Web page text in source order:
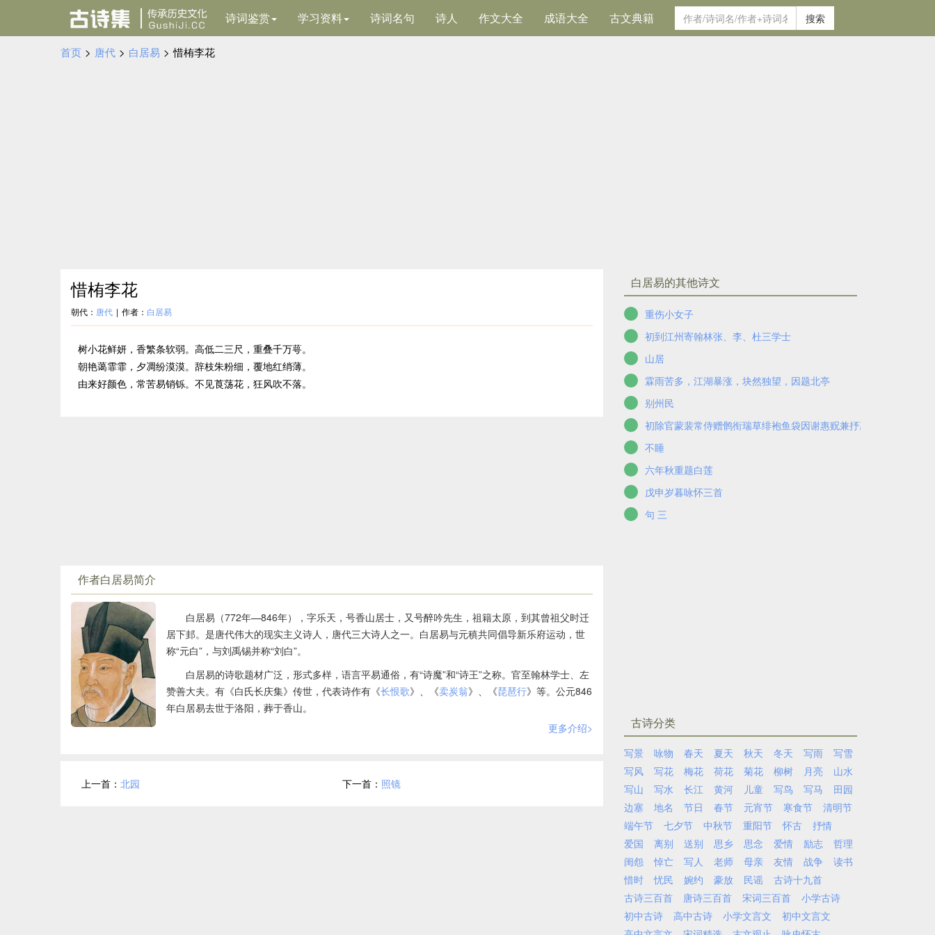
诗词鉴赏 学习资料 诗词名句 诗人 作文大全 成语大全 古文典籍 搜索
首页 > 唐代 > 白居易 > 惜栯李花
惜栯李花
朝代： 唐代 | 作者： 白居易
树小花鲜妍，香繁条软弱。高低二三尺，重叠千万萼。
朝艳蔼霏霏，夕凋纷漠漠。辞枝朱粉细，覆地红绡薄。
由来好颜色，常苦易销铄。不见莨荡花，狂风吹不落。
作者白居易简介
白居易（772年—846年），字乐天，号香山居士，又号醉吟先生，祖籍太原，到其曾祖父时迁
居下邽。是唐代伟大的现实主义诗人，唐代三大诗人之一。白居易与元稹共同倡导新乐府运动，世
称“元白”，与刘禹锡并称“刘白”。
白居易的诗歌题材广泛，形式多样，语言平易通俗，有“诗魔”和“诗王”之称。官至翰林学士、左
赞善大夫。有《白氏长庆集》传世，代表诗作有《长恨歌》、《卖炭翁》、《琵琶行》等。公元846
年白居易去世于洛阳，葬于香山。
更多介绍>
上一首： 北园 下一首： 照镜
白居易的其他诗文
重伤小女子
初到江州寄翰林张、李、杜三学士
山居
霖雨苦多，江湖暴涨，块然独望，因题北亭
别州民
初除官蒙裴常侍赠鹘衔瑞草绯袍鱼袋因谢惠贶兼抒离情
不睡
六年秋重题白莲
戊申岁暮咏怀三首
句 三
古诗分类
写景 咏物 春天 夏天 秋天 冬天 写雨
写雪
写风
写花 梅花 荷花 菊花 柳树 月亮
山水
写山
写水 长江 黄河 儿童 写鸟 写马
田园
边塞
地名 节日 春节 元宵节 寒食节
清明节
端午节
七夕节 中秋节 重阳节 怀古
抒情
爱国
离别 送别 思乡 思念 爱情 励志
哲理
闺怨
悼亡 写人 老师 母亲 友情 战争
读书
惜时
忧民 婉约 豪放 民谣
古诗十九首
古诗三百首
唐诗三百首 宋词三百首
小学古诗
初中古诗
高中古诗 小学文言文
初中文言文